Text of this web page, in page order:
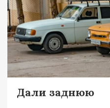
Дали заднюю